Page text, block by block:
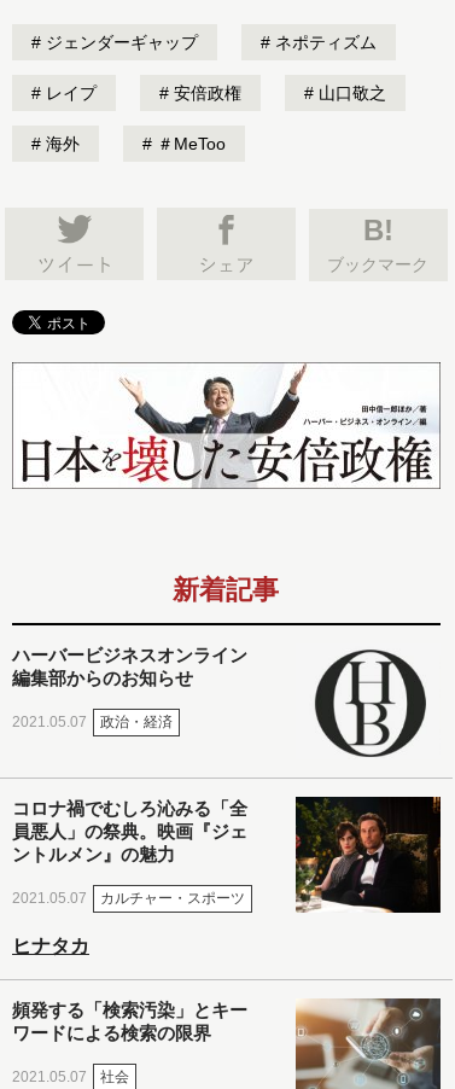
ジェンダーギャップ ネポティズム
レイプ 安倍政権 山口敬之
海外 ＃MeToo
B!
ブックマーク
新着記事
ハーバービジネスオンライン
編集部からのお知らせ
2021.05.07 政治・経済
コロナ禍でむしろ沁みる「全
員悪人」の祭典。映画『ジェ
ントルメン』の魅力
2021.05.07 カルチャー・スポーツ
ヒナタカ
頻発する「検索汚染」とキー
ワードによる検索の限界
2021.05.07 社会